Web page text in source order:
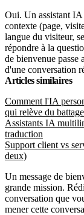
Oui. Un assistant
contexte (page,
langue du visiteur,
répondre à la
de bienvenue passe
d'une conversation
Articles similaires
Comment l'IA
qui relève du
Assistants IA
traduction
Support client vs
deux)
Un message de
grande mission.
conversation que
mener cette